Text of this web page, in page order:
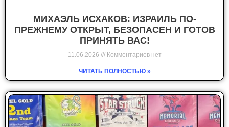
МИХАЭЛЬ ИСХАКОВ: ИЗРАИЛЬ ПО-
ПРЕЖНЕМУ ОТКРЫТ, БЕЗОПАСЕН И ГОТОВ
ПРИНЯТЬ ВАС!
11.06.2026 Комментариев нет
ЧИТАТЬ ПОЛНОСТЬЮ »